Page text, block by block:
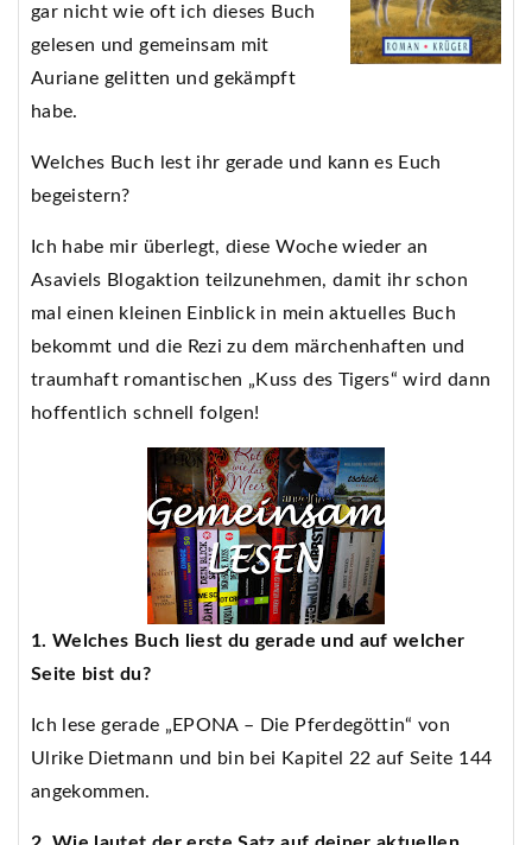
gar nicht wie oft ich dieses Buch
gelesen und gemeinsam mit
Auriane gelitten und gekämpft
habe.
Welches Buch lest ihr gerade und kann es Euch
begeistern?
Ich habe mir überlegt, diese Woche wieder an
Asaviels Blogaktion teilzunehmen, damit ihr schon
mal einen kleinen Einblick in mein aktuelles Buch
bekommt und die Rezi zu dem märchenhaften und
traumhaft romantischen „Kuss des Tigers“ wird dann
hoffentlich schnell folgen!
1. Welches Buch liest du gerade und auf welcher
Seite bist du?
Ich lese gerade „EPONA – Die Pferdegöttin“ von
Ulrike Dietmann und bin bei Kapitel 22 auf Seite 144
angekommen.